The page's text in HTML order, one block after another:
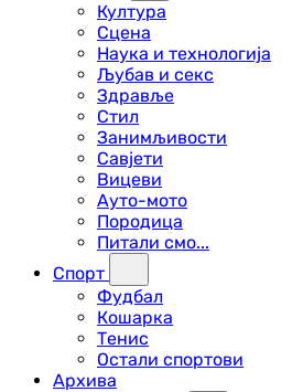
Култура
Сцена
Наука и технологија
Љубав и секс
Здравље
Стил
Занимљивости
Савјети
Вицеви
Ауто-мото
Породица
Питали смо...
Спорт
Фудбал
Кошарка
Тенис
Остали спортови
Архива